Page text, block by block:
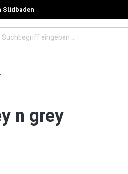
Südbaden
n grey